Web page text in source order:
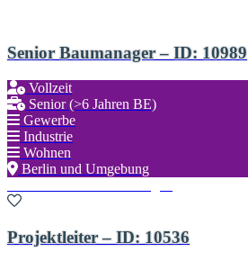
Senior Baumanager – ID: 10989
Vollzeit
Senior (>6 Jahren BE)
Gewerbe
Industrie
Wohnen
Berlin und Umgebung
Projektleiter – ID: 10536